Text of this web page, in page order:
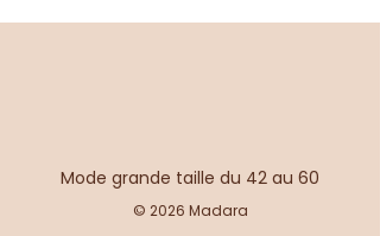
Mode grande taille du 42 au 60
© 2026 Madara